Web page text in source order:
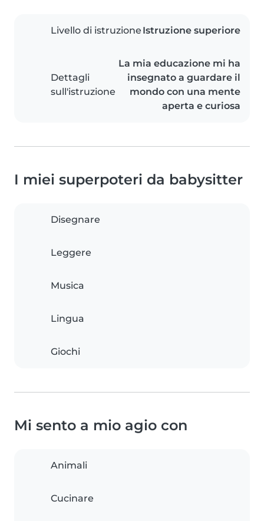
Livello di istruzione Istruzione superiore
Dettagli
sull'istruzione
La mia educazione mi ha
insegnato a guardare il
mondo con una mente
aperta e curiosa
I miei superpoteri da babysitter
Disegnare
Leggere
Musica
Lingua
Giochi
Mi sento a mio agio con
Animali
Cucinare